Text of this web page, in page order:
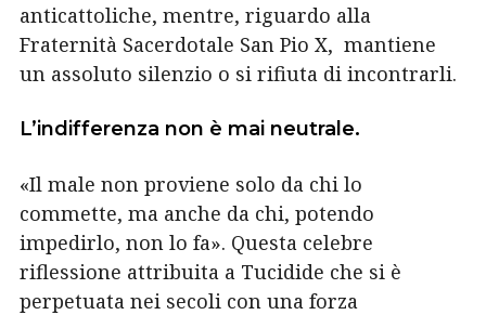
anticattoliche, mentre, riguardo alla
Fraternità Sacerdotale San Pio X, mantiene
un assoluto silenzio o si rifiuta di incontrarli.
L’indifferenza non è mai neutrale.
«Il male non proviene solo da chi lo
commette, ma anche da chi, potendo
impedirlo, non lo fa». Questa celebre
riflessione attribuita a Tucidide che si è
perpetuata nei secoli con una forza